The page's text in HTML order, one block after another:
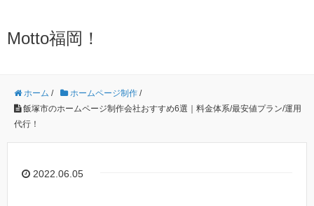
Motto福岡！
ホーム / ホームページ制作 /
飯塚市のホームページ制作会社おすすめ6選｜料金体系/最安値プラン/運用
代行！
2022.06.05